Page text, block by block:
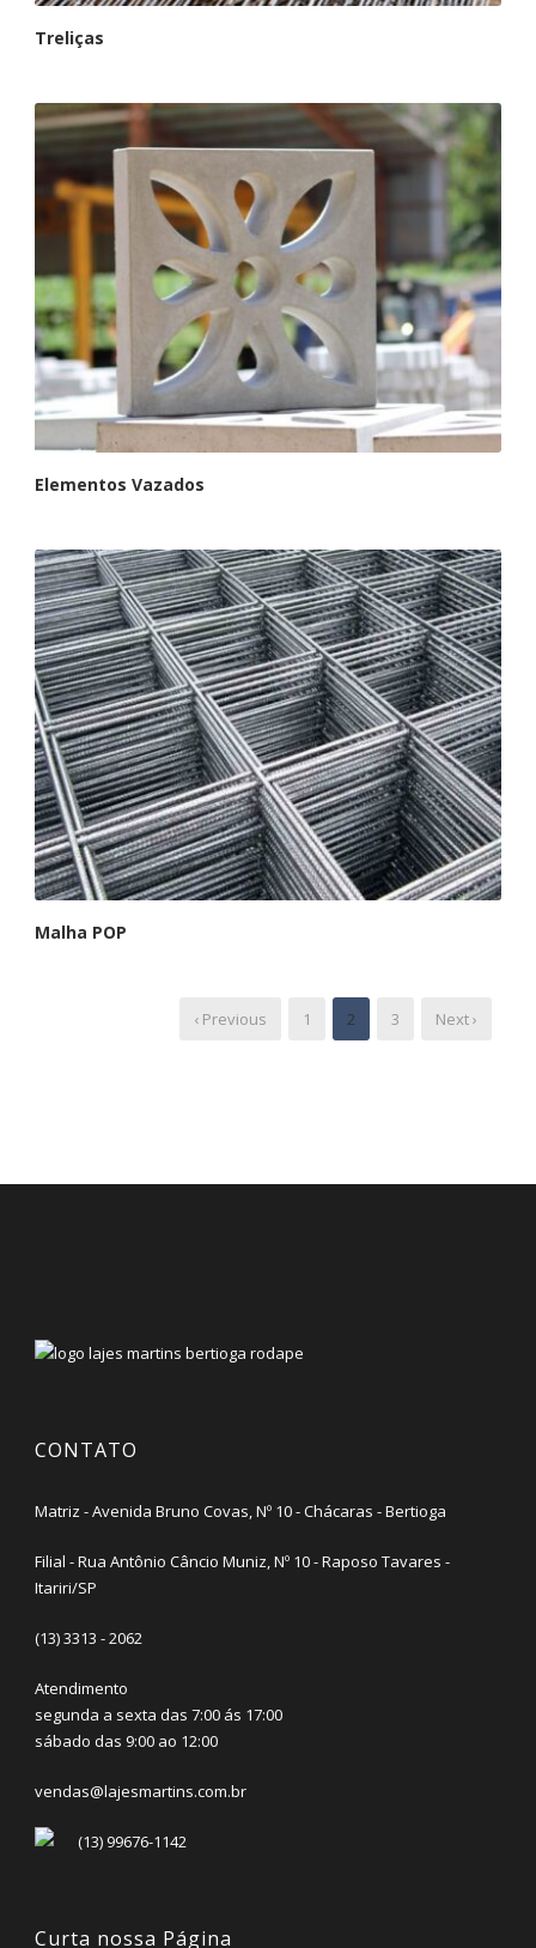
Treliças
Elementos Vazados
Malha POP
‹ Previous 1 2 3 Next ›
CONTATO
Matriz - Avenida Bruno Covas, Nº 10 - Chácaras - Bertioga
Filial - Rua Antônio Câncio Muniz, Nº 10 - Raposo Tavares -
Itariri/SP
(13) 3313 - 2062
Atendimento
segunda a sexta das 7:00 ás 17:00
sábado das 9:00 ao 12:00
vendas@lajesmartins.com.br
(13) 99676-1142
Curta nossa Página